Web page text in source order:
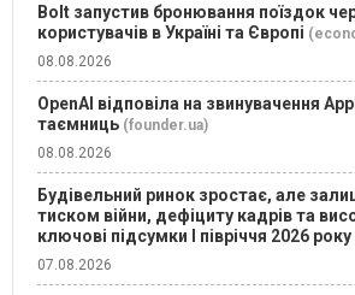
Bolt запустив бронювання поїздок
користувачів в Україні та Європі
08.08.2026
OpenAI відповіла на звинувачення
таємниць (founder.ua)
08.08.2026
Будівельний ринок зростає, але
тиском війни, дефіциту кадрів та
ключові підсумки І півріччя 2026 року
07.08.2026